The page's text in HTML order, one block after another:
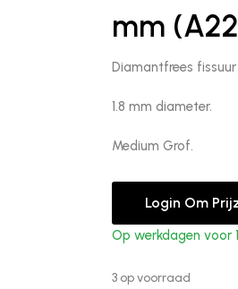
mm
Diamantfrees
1.8 mm diameter.
Medium Grof.
Login Om
Op werkdagen voor
3 op voorraad